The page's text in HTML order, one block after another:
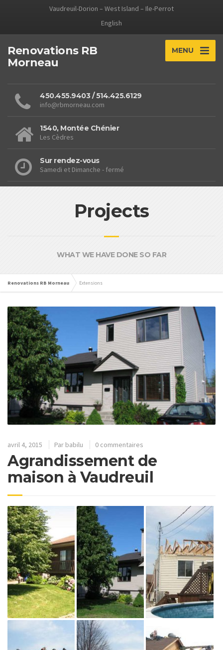
Vaudreuil-Dorion – West Island – Ile-Perrot
English
Renovations RB
Morneau
MENU
450.455.9403 / 514.425.6129
info@rbmorneau.com
1540, Montée Chénier
Les Cèdres
Sur rendez-vous
Samedi et Dimanche - fermé
Projects
WHAT WE HAVE DONE SO FAR
Renovations RB Morneau Extensions
avril 4, 2015 Par babilu 0 commentaires
Agrandissement de
maison à Vaudreuil